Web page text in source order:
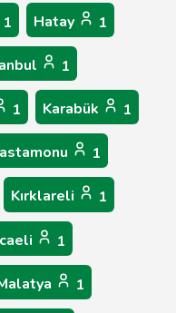
1 Hatay 1
1
1 Karabük 1
1
Kırklareli 1
1
1